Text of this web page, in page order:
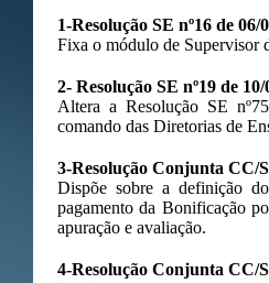
1-Resolução SE nº16 de
Fixa o módulo de Supervisor
2- Resolução SE nº19 de
Altera a Resolução SE
comando das Diretorias de
3-Resolução Conjunta CC/
Dispõe sobre a definição
pagamento da Bonificação
apuração e avaliação.
4-Resolução Conjunta CC/